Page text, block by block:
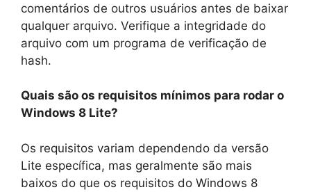
comentários de outros usuários antes de baixar
qualquer arquivo. Verifique a integridade do
arquivo com um programa de verificação de
hash.
Quais são os requisitos mínimos para rodar o
Windows 8 Lite?
Os requisitos variam dependendo da versão
Lite específica, mas geralmente são mais
baixos do que os requisitos do Windows 8